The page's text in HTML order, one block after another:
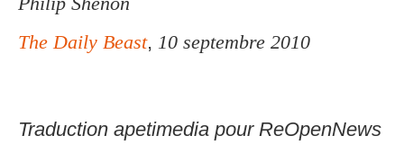
The Daily Beast, 10 septembre 2010
Traduction apetimedia pour ReOpenNews